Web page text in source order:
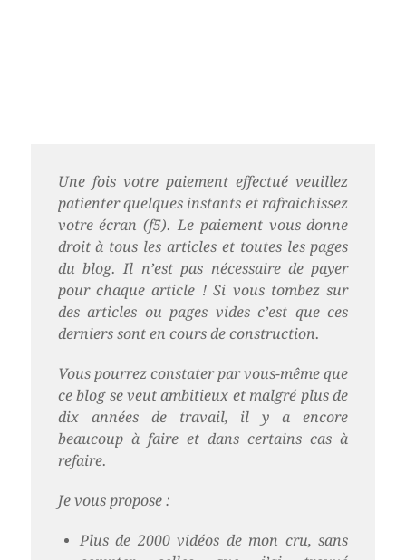
Une fois votre paiement effectué veuillez
patienter quelques instants et rafraichissez
votre écran (f5). Le paiement vous donne
droit à tous les articles et toutes les pages
du blog. Il n’est pas nécessaire de payer
pour chaque article ! Si vous tombez sur
des articles ou pages vides c’est que ces
derniers sont en cours de construction.
Vous pourrez constater par vous-même que
ce blog se veut ambitieux et malgré plus de
dix années de travail, il y a encore
beaucoup à faire et dans certains cas à
refaire.
Je vous propose :
Plus de 2000 vidéos de mon cru, sans